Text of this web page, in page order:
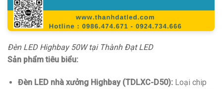
Đèn LED Highbay 50W tại Thành Đạt LED
Sản phẩm tiêu biểu:
Đèn LED nhà xưởng Highbay (TDLXC-D50):Loại chip